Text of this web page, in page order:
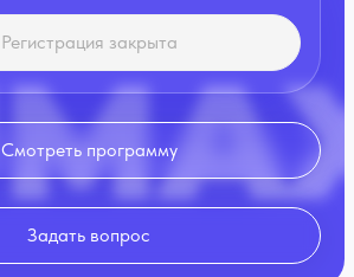
Регистрация закрыта
Смотреть программу
Задать вопрос